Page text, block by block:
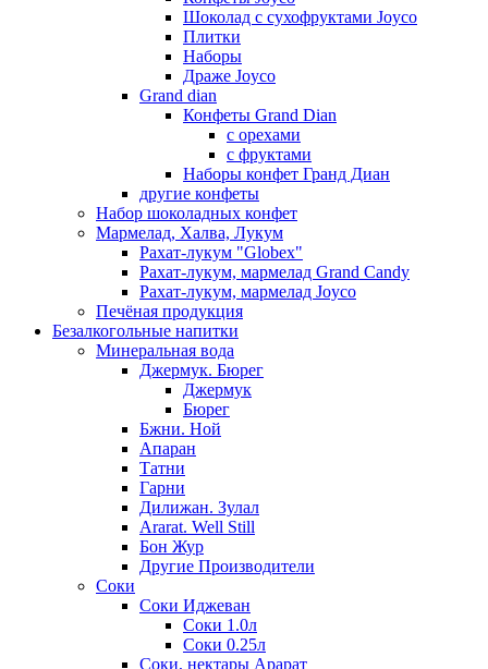
Шоколад с сухофруктами Joyco
Плитки
Наборы
Драже Joyco
Grand dian
Конфеты Grand Dian
с орехами
с фруктами
Наборы конфет Гранд Диан
другие конфеты
Набор шоколадных конфет
Мармелад, Халва, Лукум
Рахат-лукум "Globex"
Рахат-лукум, мармелад Grand Candy
Рахат-лукум, мармелад Joyco
Печёная продукция
Безалкогольные напитки
Минеральная вода
Джермук. Бюрег
Джермук
Бюрег
Бжни. Ной
Апаран
Татни
Гарни
Дилижан. Зулал
Ararat. Well Still
Бон Жур
Другие Производители
Соки
Соки Иджеван
Соки 1.0л
Соки 0.25л
Соки, нектары Арарат